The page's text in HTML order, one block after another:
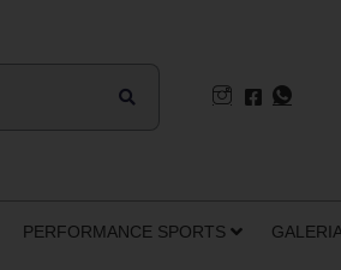
PERFORMANCE SPORTS